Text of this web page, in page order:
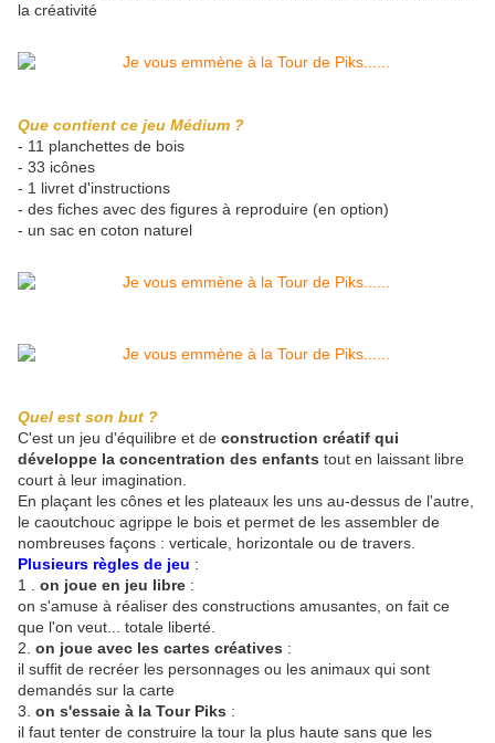
Que contient ce jeu Médium ?
- 11 planchettes de bois
- 33 icônes
- 1 livret d'instructions
- des fiches avec des figures à reproduire (en option)
- un sac en coton naturel
Quel est son but ?
C'est un jeu d'équilibre et de construction créatif qui
développe la concentration des enfants tout en laissant libre
court à leur imagination.
En plaçant les cônes et les plateaux les uns au-dessus de l'autre,
le caoutchouc agrippe le bois et permet de les assembler de
nombreuses façons : verticale, horizontale ou de travers.
Plusieurs règles de jeu :
1 . on joue en jeu libre :
on s'amuse à réaliser des constructions amusantes, on fait ce
que l'on veut... totale liberté.
2. on joue avec les cartes créatives :
il suffit de recréer les personnages ou les animaux qui sont
demandés sur la carte
3. on s'essaie à la Tour Piks :
il faut tenter de construire la tour la plus haute sans que les